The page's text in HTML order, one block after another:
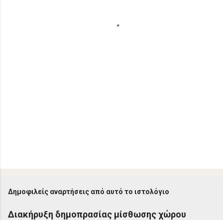
Δημοφιλείς αναρτήσεις από αυτό το ιστολόγιο
Διακήρυξη δημοπρασίας μίσθωσης χώρου